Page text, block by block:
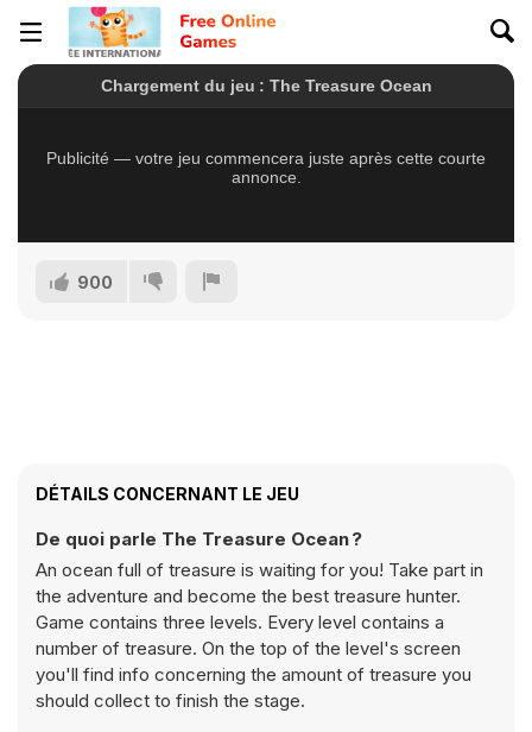
900
DÉTAILS CONCERNANT LE JEU
De quoi parle The Treasure Ocean ?
An ocean full of treasure is waiting for you! Take part in
the adventure and become the best treasure hunter.
Game contains three levels. Every level contains a
number of treasure. On the top of the level's screen
you'll find info concerning the amount of treasure you
should collect to finish the stage.